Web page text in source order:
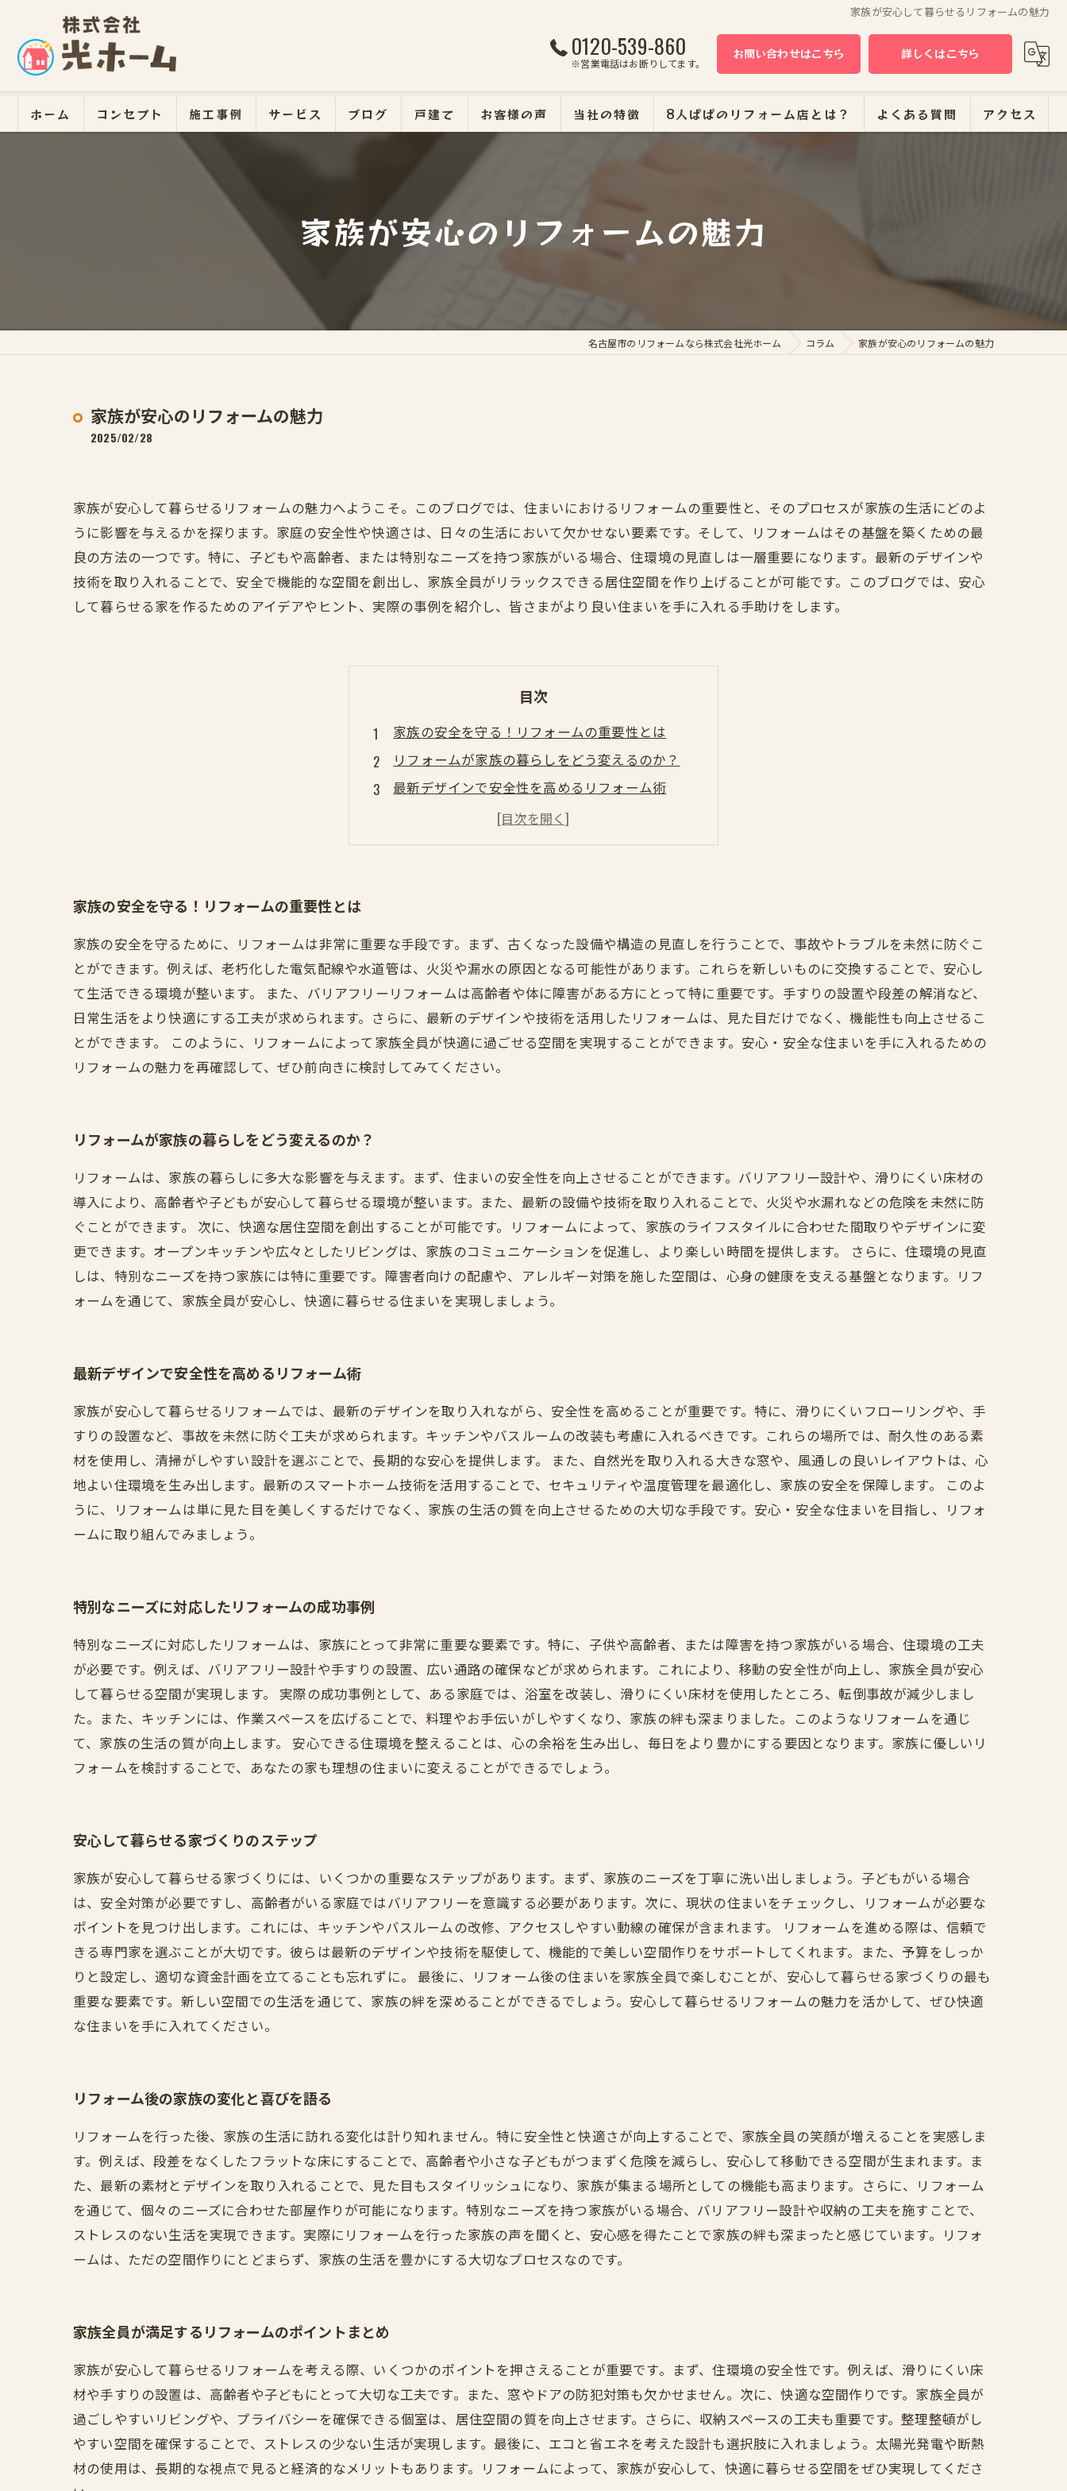
家族が安心して暮らせるリフォームの魅力
0120-539-860
※営業電話はお断りしてます。
お問い合わせはこちら 詳しくはこちら
ホーム コンセプト 施工事例 サービス ブログ 戸建て お客様の声 当社の特徴
外壁塗装
8人ぱぱのリフォーム店とは？ よくある質問 アクセス
家族が安心のリフォームの魅力
名古屋市のリフォームなら株式会社光ホーム コラム 家族が安心のリフォームの魅力
家族が安心のリフォームの魅力
2025/02/28
家族が安心して暮らせるリフォームの魅力へようこそ。このブログでは、住まいにおけるリフォームの重要性と、そのプロセスが家族の生活にどのよ
うに影響を与えるかを探ります。家庭の安全性や快適さは、日々の生活において欠かせない要素です。そして、リフォームはその基盤を築くための最
良の方法の一つです。特に、子どもや高齢者、または特別なニーズを持つ家族がいる場合、住環境の見直しは一層重要になります。最新のデザインや
技術を取り入れることで、安全で機能的な空間を創出し、家族全員がリラックスできる居住空間を作り上げることが可能です。このブログでは、安心
して暮らせる家を作るためのアイデアやヒント、実際の事例を紹介し、皆さまがより良い住まいを手に入れる手助けをします。
目次
家族の安全を守る！リフォームの重要性とは
リフォームが家族の暮らしをどう変えるのか？
最新デザインで安全性を高めるリフォーム術
特別なニーズに対応したリフォームの成功事例
安心して暮らせる家づくりのステップ
家族の安全を守る！リフォームの重要性とは
家族の安全を守るために、リフォームは非常に重要な手段です。まず、古くなった設備や構造の見直しを行うことで、事故やトラブルを未然に防ぐこ
とができます。例えば、老朽化した電気配線や水道管は、火災や漏水の原因となる可能性があります。これらを新しいものに交換することで、安心し
て生活できる環境が整います。 また、バリアフリーリフォームは高齢者や体に障害がある方にとって特に重要です。手すりの設置や段差の解消など、
日常生活をより快適にする工夫が求められます。さらに、最新のデザインや技術を活用したリフォームは、見た目だけでなく、機能性も向上させるこ
とができます。 このように、リフォームによって家族全員が快適に過ごせる空間を実現することができます。安心・安全な住まいを手に入れるための
リフォームの魅力を再確認して、ぜひ前向きに検討してみてください。
リフォームが家族の暮らしをどう変えるのか？
リフォームは、家族の暮らしに多大な影響を与えます。まず、住まいの安全性を向上させることができます。バリアフリー設計や、滑りにくい床材の
導入により、高齢者や子どもが安心して暮らせる環境が整います。また、最新の設備や技術を取り入れることで、火災や水漏れなどの危険を未然に防
ぐことができます。 次に、快適な居住空間を創出することが可能です。リフォームによって、家族のライフスタイルに合わせた間取りやデザインに変
更できます。オープンキッチンや広々としたリビングは、家族のコミュニケーションを促進し、より楽しい時間を提供します。 さらに、住環境の見直
しは、特別なニーズを持つ家族には特に重要です。障害者向けの配慮や、アレルギー対策を施した空間は、心身の健康を支える基盤となります。リフ
ォームを通じて、家族全員が安心し、快適に暮らせる住まいを実現しましょう。
最新デザインで安全性を高めるリフォーム術
家族が安心して暮らせるリフォームでは、最新のデザインを取り入れながら、安全性を高めることが重要です。特に、滑りにくいフローリングや、手
すりの設置など、事故を未然に防ぐ工夫が求められます。キッチンやバスルームの改装も考慮に入れるべきです。これらの場所では、耐久性のある素
材を使用し、清掃がしやすい設計を選ぶことで、長期的な安心を提供します。 また、自然光を取り入れる大きな窓や、風通しの良いレイアウトは、心
地よい住環境を生み出します。最新のスマートホーム技術を活用することで、セキュリティや温度管理を最適化し、家族の安全を保障します。 このよ
うに、リフォームは単に見た目を美しくするだけでなく、家族の生活の質を向上させるための大切な手段です。安心・安全な住まいを目指し、リフォ
ームに取り組んでみましょう。
特別なニーズに対応したリフォームの成功事例
特別なニーズに対応したリフォームは、家族にとって非常に重要な要素です。特に、子供や高齢者、または障害を持つ家族がいる場合、住環境の工夫
が必要です。例えば、バリアフリー設計や手すりの設置、広い通路の確保などが求められます。これにより、移動の安全性が向上し、家族全員が安心
して暮らせる空間が実現します。 実際の成功事例として、ある家庭では、浴室を改装し、滑りにくい床材を使用したところ、転倒事故が減少しまし
た。また、キッチンには、作業スペースを広げることで、料理やお手伝いがしやすくなり、家族の絆も深まりました。このようなリフォームを通じ
て、家族の生活の質が向上します。 安心できる住環境を整えることは、心の余裕を生み出し、毎日をより豊かにする要因となります。家族に優しいリ
フォームを検討することで、あなたの家も理想の住まいに変えることができるでしょう。
安心して暮らせる家づくりのステップ
家族が安心して暮らせる家づくりには、いくつかの重要なステップがあります。まず、家族のニーズを丁寧に洗い出しましょう。子どもがいる場合
は、安全対策が必要ですし、高齢者がいる家庭ではバリアフリーを意識する必要があります。次に、現状の住まいをチェックし、リフォームが必要な
ポイントを見つけ出します。これには、キッチンやバスルームの改修、アクセスしやすい動線の確保が含まれます。 リフォームを進める際は、信頼で
きる専門家を選ぶことが大切です。彼らは最新のデザインや技術を駆使して、機能的で美しい空間作りをサポートしてくれます。また、予算をしっか
りと設定し、適切な資金計画を立てることも忘れずに。 最後に、リフォーム後の住まいを家族全員で楽しむことが、安心して暮らせる家づくりの最も
重要な要素です。新しい空間での生活を通じて、家族の絆を深めることができるでしょう。安心して暮らせるリフォームの魅力を活かして、ぜひ快適
な住まいを手に入れてください。
リフォーム後の家族の変化と喜びを語る
リフォームを行った後、家族の生活に訪れる変化は計り知れません。特に安全性と快適さが向上することで、家族全員の笑顔が増えることを実感しま
す。例えば、段差をなくしたフラットな床にすることで、高齢者や小さな子どもがつまずく危険を減らし、安心して移動できる空間が生まれます。ま
た、最新の素材とデザインを取り入れることで、見た目もスタイリッシュになり、家族が集まる場所としての機能も高まります。さらに、リフォーム
を通じて、個々のニーズに合わせた部屋作りが可能になります。特別なニーズを持つ家族がいる場合、バリアフリー設計や収納の工夫を施すことで、
ストレスのない生活を実現できます。実際にリフォームを行った家族の声を聞くと、安心感を得たことで家族の絆も深まったと感じています。リフォ
ームは、ただの空間作りにとどまらず、家族の生活を豊かにする大切なプロセスなのです。
家族全員が満足するリフォームのポイントまとめ
家族が安心して暮らせるリフォームを考える際、いくつかのポイントを押さえることが重要です。まず、住環境の安全性です。例えば、滑りにくい床
材や手すりの設置は、高齢者や子どもにとって大切な工夫です。また、窓やドアの防犯対策も欠かせません。次に、快適な空間作りです。家族全員が
過ごしやすいリビングや、プライバシーを確保できる個室は、居住空間の質を向上させます。さらに、収納スペースの工夫も重要です。整理整頓がし
やすい空間を確保することで、ストレスの少ない生活が実現します。最後に、エコと省エネを考えた設計も選択肢に入れましょう。太陽光発電や断熱
材の使用は、長期的な視点で見ると経済的なメリットもあります。リフォームによって、家族が安心して、快適に暮らせる空間をぜひ実現してくださ